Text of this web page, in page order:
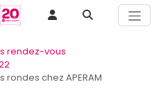
rendez-vous
chez APERAM